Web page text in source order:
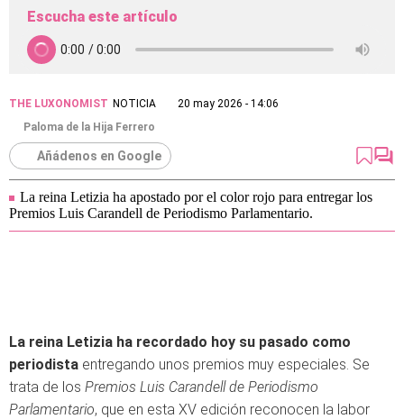
Escucha este artículo
THE LUXONOMIST NOTICIA
20 may 2026 - 14:06
Paloma de la Hija Ferrero
Añádenos en Google
La reina Letizia ha apostado por el color rojo para entregar los
Premios Luis Carandell de Periodismo Parlamentario.
La reina Letizia ha recordado hoy su pasado como
periodista entregando unos premios muy especiales. Se
trata de los Premios Luis Carandell de Periodismo
Parlamentario, que en esta XV edición reconocen la labor